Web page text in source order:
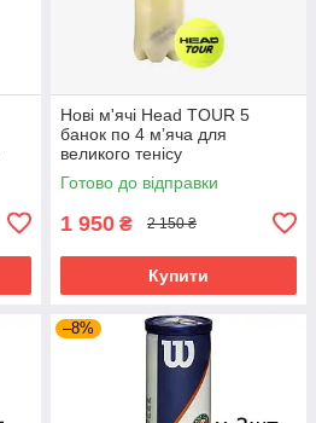
Нові м'ячі Head TOUR 5
банок по 4 мʼяча для
великого тенісу
Готово до відправки
1 950 ₴ 2 150 ₴
Купити
–8%